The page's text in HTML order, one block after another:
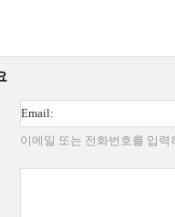
이메일 또는 전화번호를 입력